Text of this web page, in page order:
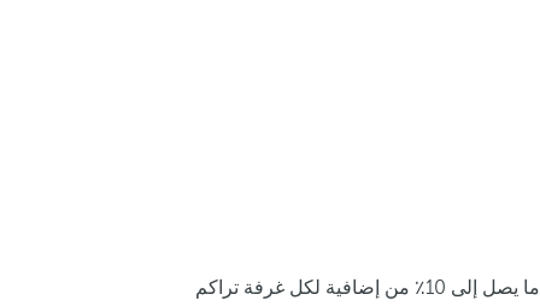
ما يصل إلى 10٪ من إضافية لكل غرفة تراكم